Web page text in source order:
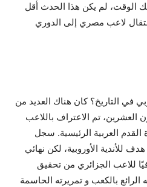
الوقت، لم يكن هذا الحدث أقل
لاعب مصري إلى الدوري
التاريخ؟ كان هناك العديد من
تم الاعتراف باللاعب
العربية الرئيسية. سجل
المهاجم الموهوب أكثر من 100 هدف للأندية الأوروبية، لكن نهائي
عام 1987 كان كافيًا للاعب الجزائري من تحقيق
بالكعب و تمريرته الحاسمة